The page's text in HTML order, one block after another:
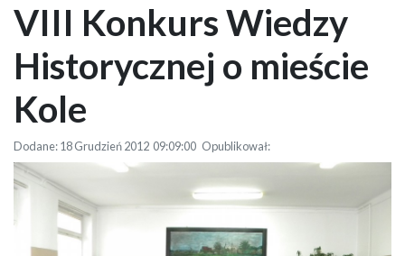
VIII Konkurs Wiedzy
Historycznej o mieście
Kole
Dodane: 18 Grudzień 2012 09:09:00 Opublikował: